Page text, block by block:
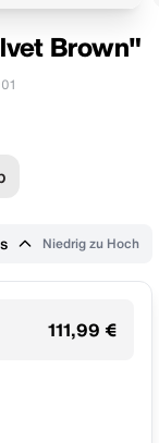
Brown"
Niedrig zu Hoch
111,99 €